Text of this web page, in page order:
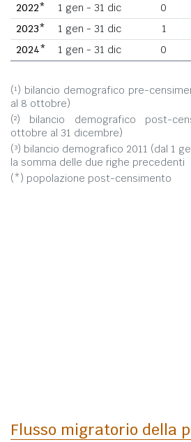
2022*
1 gen - 31 dic 0
2023*
1 gen - 31 dic 1
2024*
1 gen - 31 dic 0
(¹) bilancio demografico pre-
al 8 ottobre)
(²) bilancio demografico post-
ottobre al 31 dicembre)
(³) bilancio demografico 2011 (dal 1
la somma delle due righe precedenti
(*) popolazione post-censimento
Flusso migratorio della